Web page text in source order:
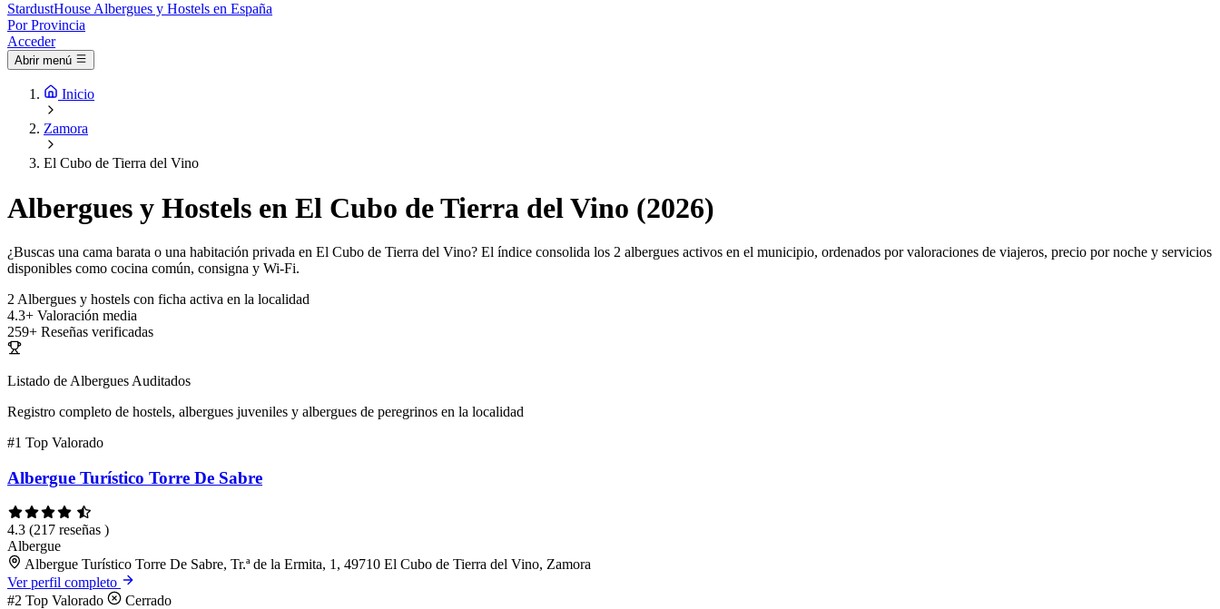
StardustHouse Albergues y Hostels en España
Por Provincia
Acceder
Abrir menú
Inicio
Zamora
El Cubo de Tierra del Vino
Albergues y Hostels en El Cubo de Tierra del Vino (2026)
¿Buscas una cama barata o una habitación privada en El Cubo de Tierra del Vino? El índice consolida los 2 albergues activos en el municipio, ordenados por valoraciones de viajeros, precio por noche y servicios
disponibles como cocina común, consigna y Wi-Fi.
2 Albergues y hostels con ficha activa en la localidad
4.3+ Valoración media
259+ Reseñas verificadas
Listado de Albergues Auditados
Registro completo de hostels, albergues juveniles y albergues de peregrinos en la localidad
#1 Top Valorado
Albergue Turístico Torre De Sabre
4.3 (217 reseñas )
Albergue
Albergue Turístico Torre De Sabre, Tr.ª de la Ermita, 1, 49710 El Cubo de Tierra del Vino, Zamora
Ver perfil completo
#2 Top Valorado Cerrado